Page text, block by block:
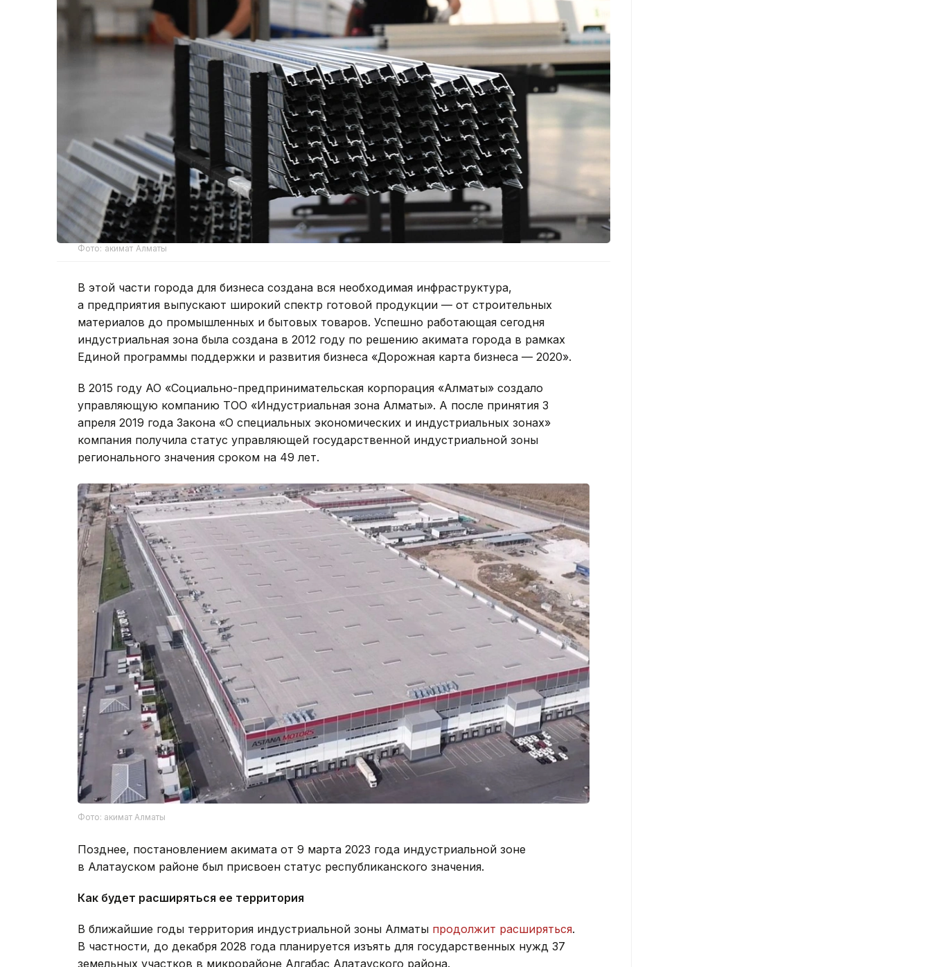
Фото: акимат Алматы
В этой части города для бизнеса создана вся необходимая инфраструктура,
а предприятия выпускают широкий спектр готовой продукции — от строительных
материалов до промышленных и бытовых товаров. Успешно работающая сегодня
индустриальная зона была создана в 2012 году по решению акимата города в рамках
Единой программы поддержки и развития бизнеса «Дорожная карта бизнеса — 2020».
В 2015 году АО «Социально-предпринимательская корпорация «Алматы» создало
управляющую компанию ТОО «Индустриальная зона Алматы». А после принятия 3
апреля 2019 года Закона «О специальных экономических и индустриальных зонах»
компания получила статус управляющей государственной индустриальной зоны
регионального значения сроком на 49 лет.
Фото: акимат Алматы
Позднее, постановлением акимата от 9 марта 2023 года индустриальной зоне
в Алатауском районе был присвоен статус республиканского значения.
Как будет расширяться ее территория
В ближайшие годы территория индустриальной зоны Алматы продолжит расширяться.
В частности, до декабря 2028 года планируется изъять для государственных нужд 37
земельных участков в микрорайоне Алгабас Алатауского района.